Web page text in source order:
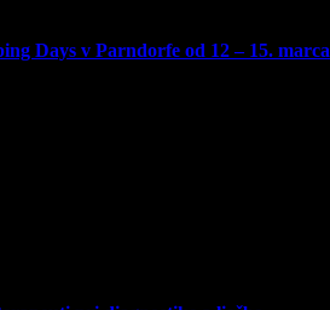
Days v Parndorfe od 12 – 15. marca